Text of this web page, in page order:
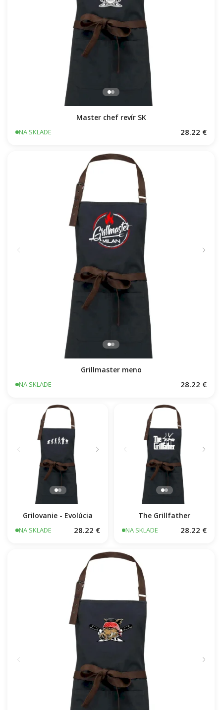
Master chef revír SK
NA SKLADE 28.22 €
Grillmaster meno
NA SKLADE 28.22 €
Grilovanie - Evolúcia
NA SKLADE 28.22 €
The Grillfather
NA SKLADE 28.22 €